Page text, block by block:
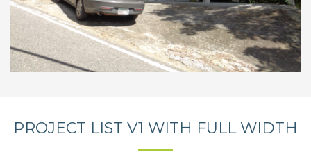
PROJECT LIST V1 WITH FULL WIDTH